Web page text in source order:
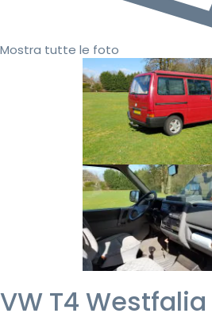
Mostra tutte le foto
VW T4